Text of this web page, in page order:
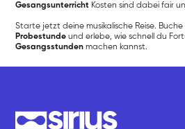
Gesangsunterricht Kosten sind dabei fair
Starte jetzt deine musikalische Reise.
Probestunde und erlebe, wie schnell du
Gesangsstunden machen kannst.